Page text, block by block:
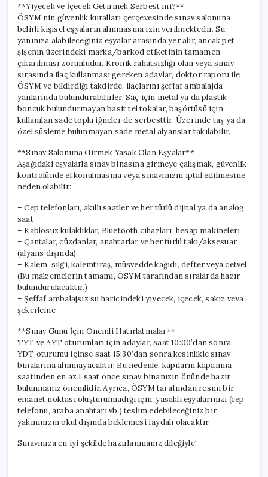
**Yiyecek ve İçecek Getirmek Serbest mi?**
ÖSYM’nin güvenlik kuralları çerçevesinde sınav salonuna
belirli kişisel eşyaların alınmasına izin verilmektedir. Su,
yanınıza alabileceğiniz eşyalar arasında yer alır, ancak pet
şişenin üzerindeki marka/barkod etiketinin tamamen
çıkarılması zorunludur. Kronik rahatsızlığı olan veya sınav
sırasında ilaç kullanması gereken adaylar, doktor raporu ile
ÖSYM’ye bildirdiği takdirde, ilaçlarını şeffaf ambalajda
yanlarında bulundurabilirler. Saç için metal ya da plastik
boncuk bulundurmayan basit tel tokalar, başörtüsü için
kullanılan sade toplu iğneler de serbesttir. Üzerinde taş ya da
özel süsleme bulunmayan sade metal alyanslar takılabilir.
**Sınav Salonuna Girmek Yasak Olan Eşyalar**
Aşağıdaki eşyalarla sınav binasına girmeye çalışmak, güvenlik
kontrolünde el konulmasına veya sınavınızın iptal edilmesine
neden olabilir:
– Cep telefonları, akıllı saatler ve her türlü dijital ya da analog
saat
– Kablosuz kulaklıklar, Bluetooth cihazları, hesap makineleri
– Çantalar, cüzdanlar, anahtarlar ve her türlü takı/aksesuar
(alyans dışında)
– Kalem, silgi, kalemtıraş, müsvedde kağıdı, defter veya cetvel.
(Bu malzemelerin tamamı, ÖSYM tarafından sıralarda hazır
bulundurulacaktır.)
– Şeffaf ambalajsız su haricindeki yiyecek, içecek, sakız veya
şekerleme
**Sınav Günü İçin Önemli Hatırlatmalar**
TYT ve AYT oturumları için adaylar, saat 10:00’dan sonra,
YDT oturumu içinse saat 15:30’dan sonra kesinlikle sınav
binalarına alınmayacaktır. Bu nedenle, kapıların kapanma
saatinden en az 1 saat önce sınav binanızın önünde hazır
bulunmanız önemlidir. Ayrıca, ÖSYM tarafından resmi bir
emanet noktası oluşturulmadığı için, yasaklı eşyalarınızı (cep
telefonu, araba anahtarı vb.) teslim edebileceğiniz bir
yakınınızın okul dışında beklemesi faydalı olacaktır.
Sınavınıza en iyi şekilde hazırlanmanız dileğiyle!